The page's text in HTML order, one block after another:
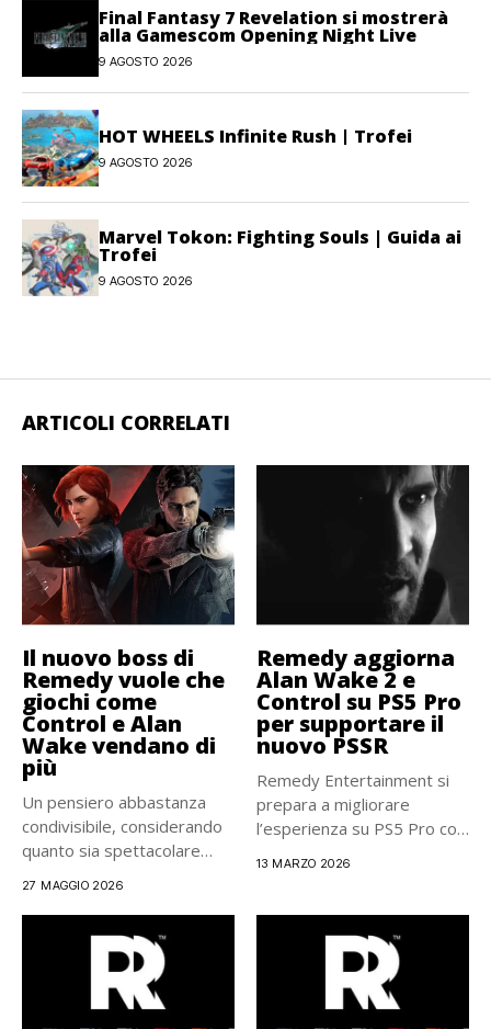
Final Fantasy 7 Revelation si mostrerà
alla Gamescom Opening Night Live
9 AGOSTO 2026
HOT WHEELS Infinite Rush | Trofei
9 AGOSTO 2026
Marvel Tokon: Fighting Souls | Guida ai
Trofei
9 AGOSTO 2026
ARTICOLI CORRELATI
Il nuovo boss di
Remedy vuole che
giochi come
Control e Alan
Wake vendano di
più
Un pensiero abbastanza
condivisibile, considerando
quanto sia spettacolare
27 MAGGIO 2026
Remedy aggiorna
Alan Wake 2 e
Control su PS5 Pro
per supportare il
nuovo PSSR
Remedy Entertainment si
prepara a migliorare
l’esperienza su PS5 Pro con
13 MARZO 2026